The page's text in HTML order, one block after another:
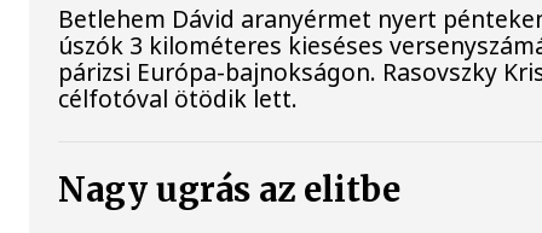
Betlehem Dávid aranyérmet nyert
úszók 3 kilométeres kieséses
párizsi Európa-bajnokságon. Rasovszky
célfotóval ötödik lett.
Nagy ugrás az elitbe